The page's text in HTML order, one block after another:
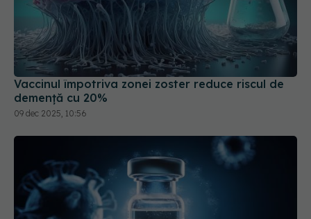
Vaccinul împotriva zonei zoster reduce riscul de
demență cu 20%
09 dec 2025, 10:56